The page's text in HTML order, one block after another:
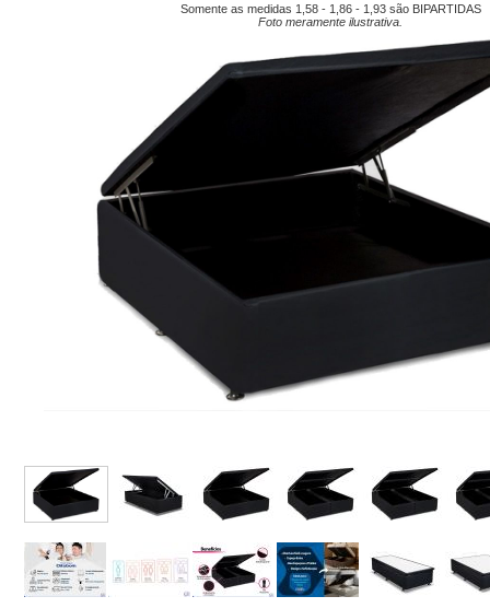
Somente as medidas 1,58 - 1,86 - 1,93 são BIPARTIDAS
Foto meramente ilustrativa.